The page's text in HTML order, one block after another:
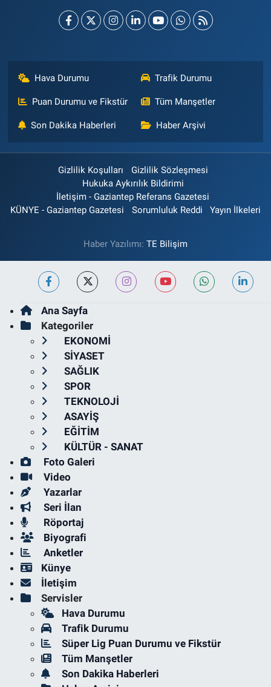
Hava Durumu Trafik Durumu
Puan Durumu ve Fikstür Tüm Manşetler
Son Dakika Haberleri Haber Arşivi
Gizlilik Koşulları
Gizlilik Sözleşmesi
Hukuka Aykırılık Bildirimi
İletişim - Gaziantep Referans Gazetesi
KÜNYE - Gaziantep Gazetesi
Sorumluluk Reddi Yayın İlkeleri
Haber Yazılımı: TE Bilişim
Ana Sayfa
Kategoriler
EKONOMİ
SİYASET
SAĞLIK
SPOR
TEKNOLOJİ
ASAYİŞ
EĞİTİM
KÜLTÜR - SANAT
Foto Galeri
Video
Yazarlar
Seri İlan
Röportaj
Biyografi
Anketler
Künye
İletişim
Servisler
Hava Durumu
Trafik Durumu
Süper Lig Puan Durumu ve Fikstür
Tüm Manşetler
Son Dakika Haberleri